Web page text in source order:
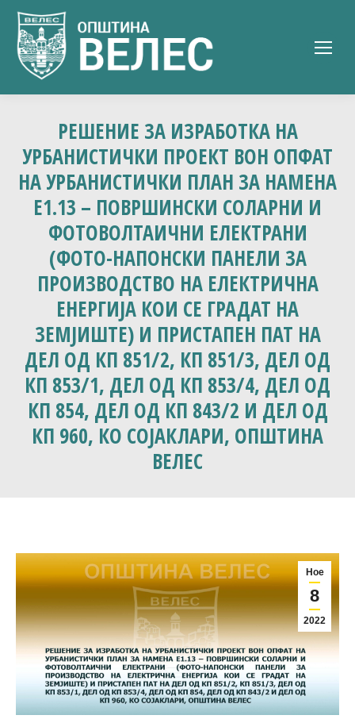
РЕШЕНИЕ ЗА ИЗРАБОТКА НА
УРБАНИСТИЧКИ ПРОЕКТ ВОН ОПФАТ
НА УРБАНИСТИЧКИ ПЛАН ЗА НАМЕНА
Е1.13 – ПОВРШИНСКИ СОЛАРНИ И
ФОТОВОЛТАИЧНИ ЕЛЕКТРАНИ
(ФОТО-НАПОНСКИ ПАНЕЛИ ЗА
ПРОИЗВОДСТВО НА ЕЛЕКТРИЧНА
ЕНЕРГИЈА КОИ СЕ ГРАДАТ НА
ЗЕМЈИШТЕ) И ПРИСТАПЕН ПАТ НА
ДЕЛ ОД КП 851/2, КП 851/3, ДЕЛ ОД
КП 853/1, ДЕЛ ОД КП 853/4, ДЕЛ ОД
КП 854, ДЕЛ ОД КП 843/2 И ДЕЛ ОД
КП 960, КО СОЈАКЛАРИ, ОПШТИНА
ВЕЛЕС
Ное
8
2022